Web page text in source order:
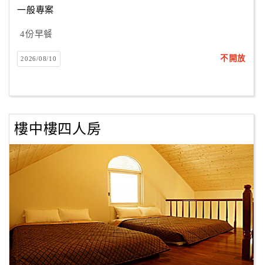
訂
房
Q&A
旅
卡
訂
房
款
收
據
一般專案
4份早餐
2026/08/10 不開放
樓中樓四人房